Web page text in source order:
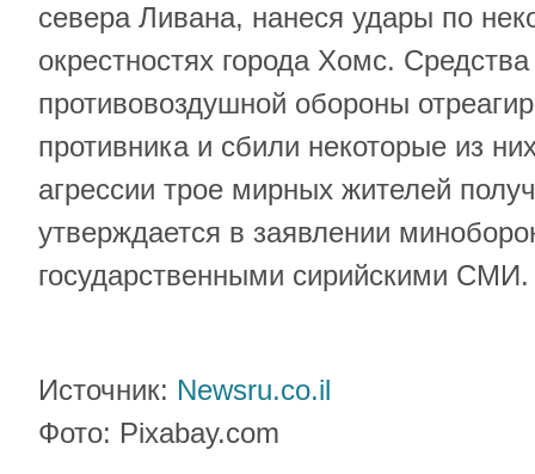
севера Ливана, нанеся удары по
окрестностях города Хомс.
противовоздушной обороны
противника и сбили некоторые из
агрессии трое мирных жителей
утверждается в заявлении
государственными сирийскими СМИ.
Источник: Newsru.co.il
Фото: Pixabay.com